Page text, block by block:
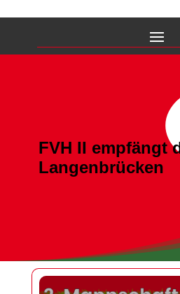
FVH II empfängt
Langenbrücken